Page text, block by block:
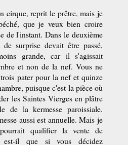
cirque, reprit le prêtre, mais je
que je veux bien croire
de l'instant. Dans le deuxième
surprise devait être passé,
grande, car il s'agissait
et non de la nef. Vous ne
pater pour la nef et quinze
puisque c'est la pièce où
les Saintes Vierges en plâtre
de la kermesse paroissiale.
aussi est annuelle. Mais je
qualifier la vente de
est-il que si vous décidez